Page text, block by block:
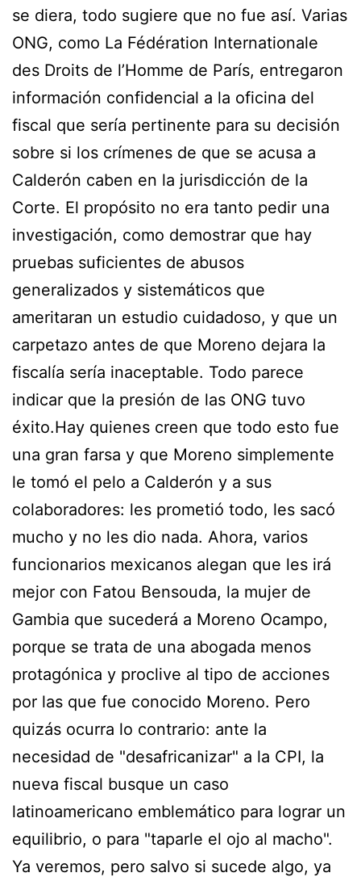
se diera, todo sugiere que no fue así. Varias
ONG, como La Fédération Internationale
des Droits de l’Homme de París, entregaron
información confidencial a la oficina del
fiscal que sería pertinente para su decisión
sobre si los crímenes de que se acusa a
Calderón caben en la jurisdicción de la
Corte. El propósito no era tanto pedir una
investigación, como demostrar que hay
pruebas suficientes de abusos
generalizados y sistemáticos que
ameritaran un estudio cuidadoso, y que un
carpetazo antes de que Moreno dejara la
fiscalía sería inaceptable. Todo parece
indicar que la presión de las ONG tuvo
éxito.Hay quienes creen que todo esto fue
una gran farsa y que Moreno simplemente
le tomó el pelo a Calderón y a sus
colaboradores: les prometió todo, les sacó
mucho y no les dio nada. Ahora, varios
funcionarios mexicanos alegan que les irá
mejor con Fatou Bensouda, la mujer de
Gambia que sucederá a Moreno Ocampo,
porque se trata de una abogada menos
protagónica y proclive al tipo de acciones
por las que fue conocido Moreno. Pero
quizás ocurra lo contrario: ante la
necesidad de "desafricanizar" a la CPI, la
nueva fiscal busque un caso
latinoamericano emblemático para lograr un
equilibrio, o para "taparle el ojo al macho".
Ya veremos, pero salvo si sucede algo, ya